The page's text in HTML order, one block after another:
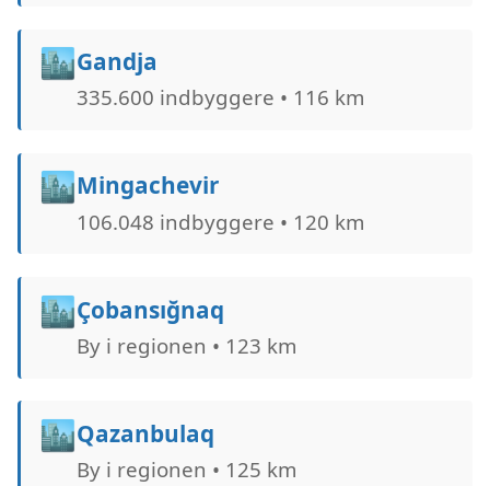
🏙️Gandja
335.600 indbyggere • 116 km
🏙️Mingachevir
106.048 indbyggere • 120 km
🏙️Çobansığnaq
By i regionen • 123 km
🏙️Qazanbulaq
By i regionen • 125 km